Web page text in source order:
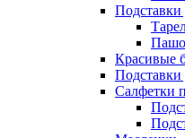
Подставки
Красивые
Подставки
Салфетки